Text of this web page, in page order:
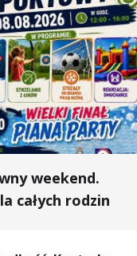
weekend.
całych rodzin